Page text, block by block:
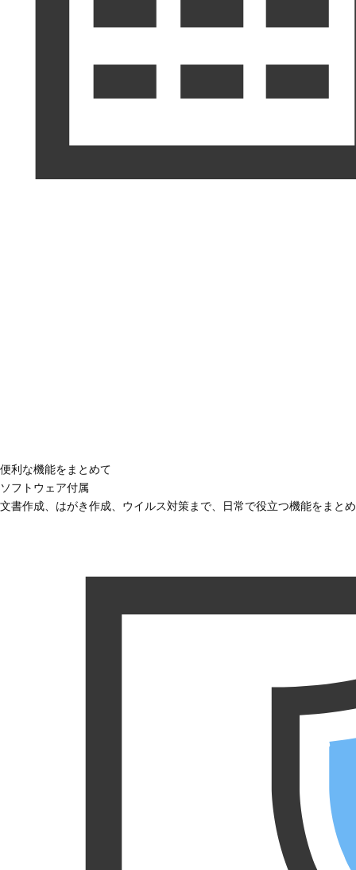
便利な機能をまとめて
ソフトウェア付属
文書作成、はがき作成、ウイルス対策まで、日常で役立つ機能をまと